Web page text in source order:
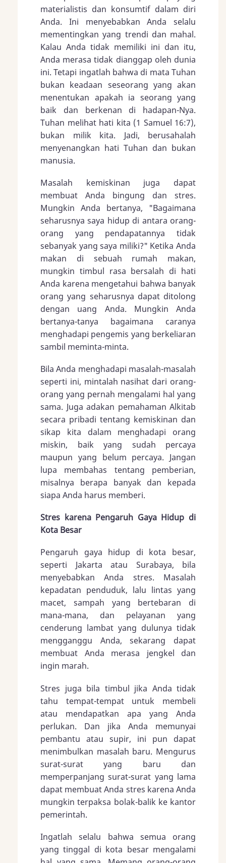
materialistis dan konsumtif dalam diri
Anda. Ini menyebabkan Anda selalu
mementingkan yang trendi dan mahal.
Kalau Anda tidak memiliki ini dan itu,
Anda merasa tidak dianggap oleh dunia
ini. Tetapi ingatlah bahwa di mata Tuhan
bukan keadaan seseorang yang akan
menentukan apakah ia seorang yang
baik dan berkenan di hadapan-Nya.
Tuhan melihat hati kita (1 Samuel 16:7),
bukan milik kita. Jadi, berusahalah
menyenangkan hati Tuhan dan bukan
manusia.
Masalah kemiskinan juga dapat
membuat Anda bingung dan stres.
Mungkin Anda bertanya, "Bagaimana
seharusnya saya hidup di antara orang-
orang yang pendapatannya tidak
sebanyak yang saya miliki?" Ketika Anda
makan di sebuah rumah makan,
mungkin timbul rasa bersalah di hati
Anda karena mengetahui bahwa banyak
orang yang seharusnya dapat ditolong
dengan uang Anda. Mungkin Anda
bertanya-tanya bagaimana caranya
menghadapi pengemis yang berkeliaran
sambil meminta-minta.
Bila Anda menghadapi masalah-masalah
seperti ini, mintalah nasihat dari orang-
orang yang pernah mengalami hal yang
sama. Juga adakan pemahaman Alkitab
secara pribadi tentang kemiskinan dan
sikap kita dalam menghadapi orang
miskin, baik yang sudah percaya
maupun yang belum percaya. Jangan
lupa membahas tentang pemberian,
misalnya berapa banyak dan kepada
siapa Anda harus memberi.
Stres karena Pengaruh Gaya Hidup di
Kota Besar
Pengaruh gaya hidup di kota besar,
seperti Jakarta atau Surabaya, bila
menyebabkan Anda stres. Masalah
kepadatan penduduk, lalu lintas yang
macet, sampah yang bertebaran di
mana-mana, dan pelayanan yang
cenderung lambat yang dulunya tidak
mengganggu Anda, sekarang dapat
membuat Anda merasa jengkel dan
ingin marah.
Stres juga bila timbul jika Anda tidak
tahu tempat-tempat untuk membeli
atau mendapatkan apa yang Anda
perlukan. Dan jika Anda memunyai
pembantu atau supir, ini pun dapat
menimbulkan masalah baru. Mengurus
surat-surat yang baru dan
memperpanjang surat-surat yang lama
dapat membuat Anda stres karena Anda
mungkin terpaksa bolak-balik ke kantor
pemerintah.
Ingatlah selalu bahwa semua orang
yang tinggal di kota besar mengalami